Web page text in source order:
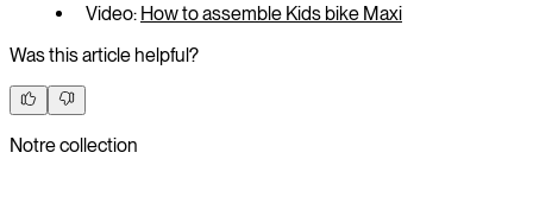
Video: How to assemble Kids bike Maxi
Was this article helpful?
Notre collection